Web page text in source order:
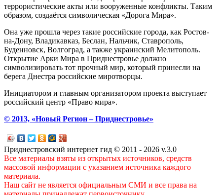
террористические акты или вооруженные конфликты. Таким
образом, создаётся символическая «Дорога Мира».
Она уже прошла через такие российские города, как Ростов-
на-Дону, Владикавказ, Беслан, Нальчик, Ставрополь,
Буденновск, Волгоград, а также украинский Мелитополь.
Открытие Арки Мира в Приднестровье должно
символизировать тот прочный мир, который принесли на
берега Днестра российские миротворцы.
Инициатором и главным организатором проекта выступает
российский центр «Право мира».
© 2013, «Новый Регион – Приднестровье»
Приднестровский интернет гид © 2011 - 2026 v.3.0
Все материалы взяты из открытых источников, средств
массовой информации с указанием источника каждого
материала.
Наш сайт не является официальным СМИ и все права на